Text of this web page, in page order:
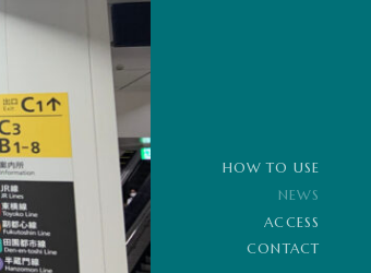
HOW TO USE
NEWS
ACCESS
CONTACT